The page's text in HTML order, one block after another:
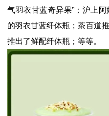
气羽衣甘蓝奇异果”；沪上
的羽衣甘蓝纤体瓶；茶百道
推出了鲜配纤体瓶；等等。